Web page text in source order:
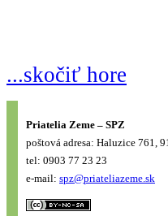
...skočiť hore
Priatelia Zeme – SPZ
poštová adresa: Haluzice 761,
tel: 0903 77 23 23
e-mail: spz@priateliazeme.sk